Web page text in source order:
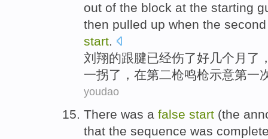
out of the block at the starting
then pulled up when the second
start.
刘翔的跟腱已经伤了好几个 月了
一拐了 ， 在第二枪鸣枪示意第一
youdao
There was a false start (the
that the sequence was